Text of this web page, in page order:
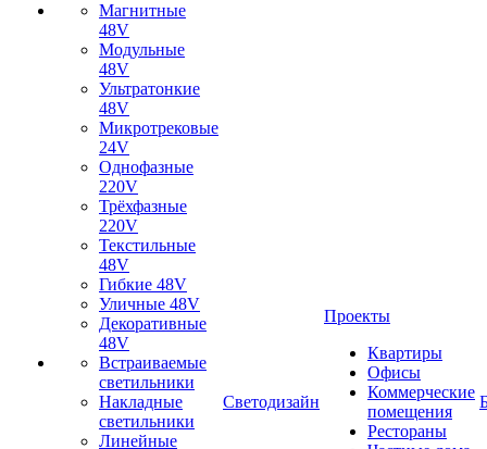
Магнитные
48V
Модульные
48V
Ультратонкие
48V
Микротрековые
24V
Однофазные
220V
Трёхфазные
220V
Текстильные
48V
Гибкие 48V
Уличные 48V
Декоративные
48V
Встраиваемые
светильники
Накладные
светильники
Линейные
Светодизайн
Проекты
Квартиры
Офисы
Коммерческие
помещения
Рестораны